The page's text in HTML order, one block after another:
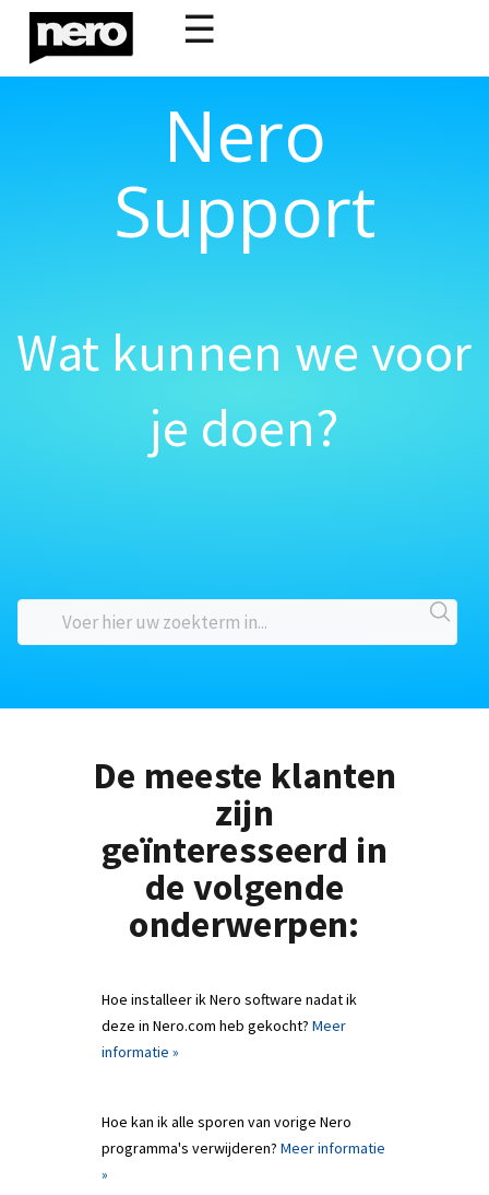
☰
Nero
Support
Wat kunnen we voor
je doen?
De meeste klanten
zijn
geïnteresseerd in
de volgende
onderwerpen:
Hoe installeer ik Nero software nadat ik
deze in Nero.com heb gekocht? Meer
informatie »
Hoe kan ik alle sporen van vorige Nero
programma's verwijderen? Meer informatie
»